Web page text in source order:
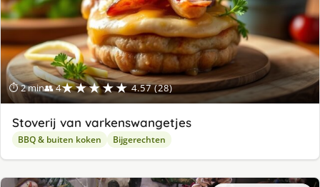
⏱ 2 min👥 4★★★★★ 4.57 (28)
Stoverij van varkenswangetjes
BBQ & buiten koken Bijgerechten